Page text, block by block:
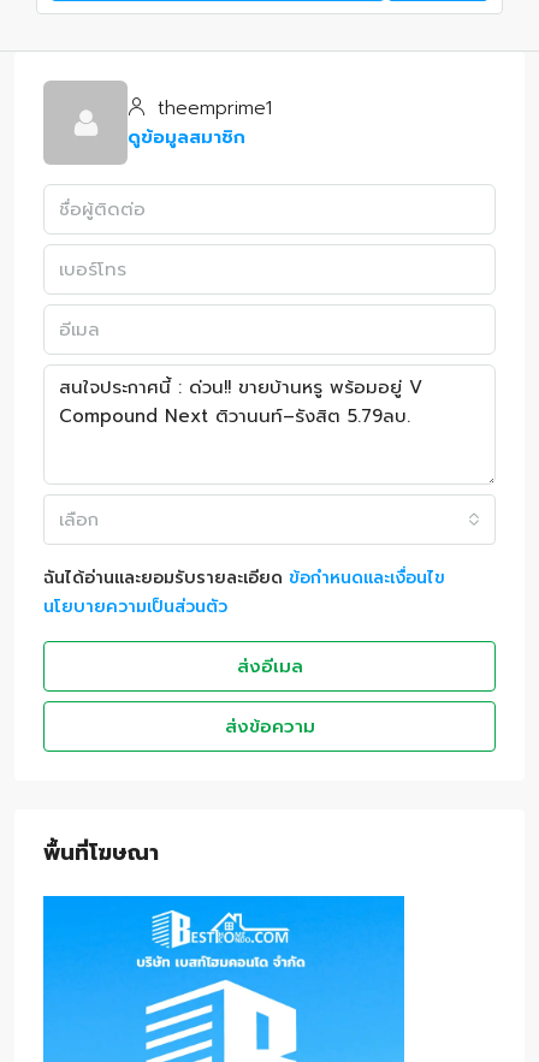
theemprime1
ดูข้อมูลสมาชิก
เลือก
ฉันได้อ่านและยอมรับรายละเอียด ข้อกำหนดและเงื่อนไข
นโยบายความเป็นส่วนตัว
ส่งอีเมล
ส่งข้อความ
พื้นที่โฆษณา